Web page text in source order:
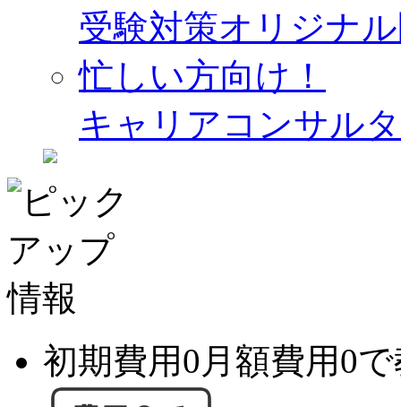
受験対策オリジナ
忙しい方向け！
キャリアコンサル
初期費用0月額費用0